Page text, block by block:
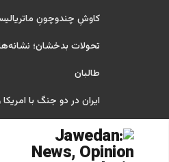
کاوشِ چندو‌چونِ
تحولات بدخشان؛
طالبان
ایران در دو جنگ با امریکا
جستجو برای